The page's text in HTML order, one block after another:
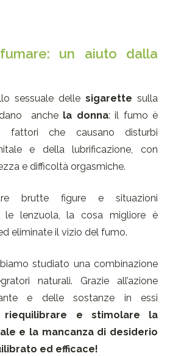
un aiuto dalla
sessuale delle sigarette sulla
anche la donna: il fumo è
fattori che causano disturbi
e della lubrificazione, con
e difficoltà orgasmiche.
brutte figure e situazioni
le lenzuola, la cosa migliore è
eliminate il vizio del fumo.
studiato una combinazione
naturali. Grazie all’azione
e delle sostanze in essi
riequilibrare e stimolare la
e la mancanza di desiderio
ed efficace!